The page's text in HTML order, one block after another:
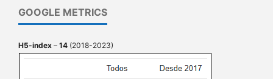
GOOGLE METRICS
H5-index – 14 (2018-2023)